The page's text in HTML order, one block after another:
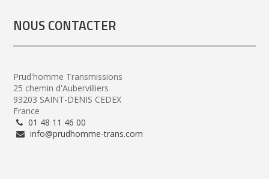
NOUS CONTACTER
Prud'homme Transmissions
25 chemin d'Aubervilliers
93203 SAINT-DENIS CEDEX
France
01 48 11 46 00
info@prudhomme-trans.com